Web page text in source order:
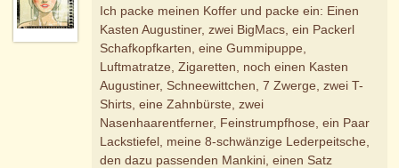
Ich packe meinen Koffer und packe ein: Einen
Kasten Augustiner, zwei BigMacs, ein Packerl
Schafkopfkarten, eine Gummipuppe,
Luftmatratze, Zigaretten, noch einen Kasten
Augustiner, Schneewittchen, 7 Zwerge, zwei T-
Shirts, eine Zahnbürste, zwei
Nasenhaarentferner, Feinstrumpfhose, ein Paar
Lackstiefel, meine 8-schwänzige Lederpeitsche,
den dazu passenden Mankini, einen Satz